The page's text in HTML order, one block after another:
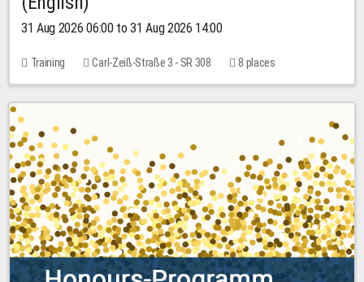
31 Aug 2026 06:00 to 31 Aug 2026 14:00
Training Carl-Zeiß-Straße 3 - SR 308 8 places